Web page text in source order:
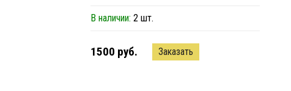
В наличии: 2 шт.
1500 руб. Заказать